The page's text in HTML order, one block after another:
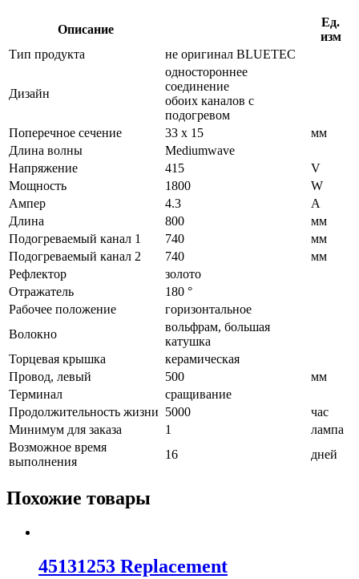
Описание
Ед.
изм
Тип продукта
не оригинал BLUETEC
Дизайн
одностороннее
соединение
обоих каналов с
подогревом
Поперечное сечение
33 х 15
мм
Длина волны
Mediumwave
Напряжение
415
V
Мощность
1800
W
Ампер
4.3
A
Длина
800
мм
Подогреваемый канал 1
740
мм
Подогреваемый канал 2
740
мм
Рефлектор
золото
Отражатель
180 °
Рабочее положение
горизонтальное
Волокно
вольфрам, большая
катушка
Торцевая крышка
керамическая
Провод, левый
500
мм
Терминал
сращивание
Продолжительность жизни 5000
час
Минимум для заказа
1
лампа
Возможное время
выполнения
16 дней
Похожие товары
45131253 Replacement